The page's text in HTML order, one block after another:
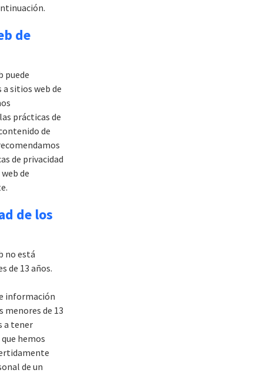
de
puede
sitios web de
prácticas de
de
de privacidad
de
de los
no está
de 13 años.
información
menores de 13
a tener
hemos
de un